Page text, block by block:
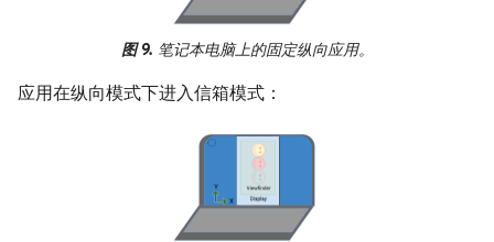
图 9. 笔记本电脑上的固定纵向应用。
应用在纵向模式下进入信箱模式：